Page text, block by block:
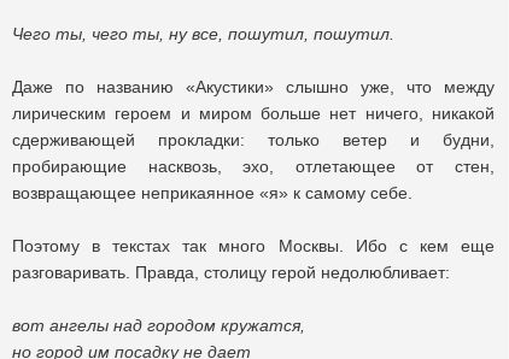
Чего ты, чего ты, ну все, пошутил, пошутил.
Даже по названию «Акустики» слышно уже, что между
лирическим героем и миром больше нет ничего, никакой
сдерживающей прокладки: только ветер и будни,
пробирающие насквозь, эхо, отлетающее от стен,
возвращающее неприкаянное «я» к самому себе.
Поэтому в текстах так много Москвы. Ибо с кем еще
разговаривать. Правда, столицу герой недолюбливает:
вот ангелы над городом кружатся,
но город им посадку не дает